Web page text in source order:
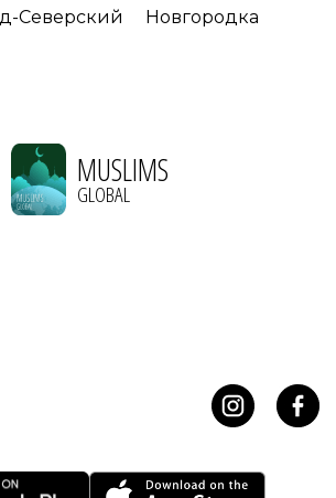
Северский
Новгородка
MUSLIMS
GLOBAL